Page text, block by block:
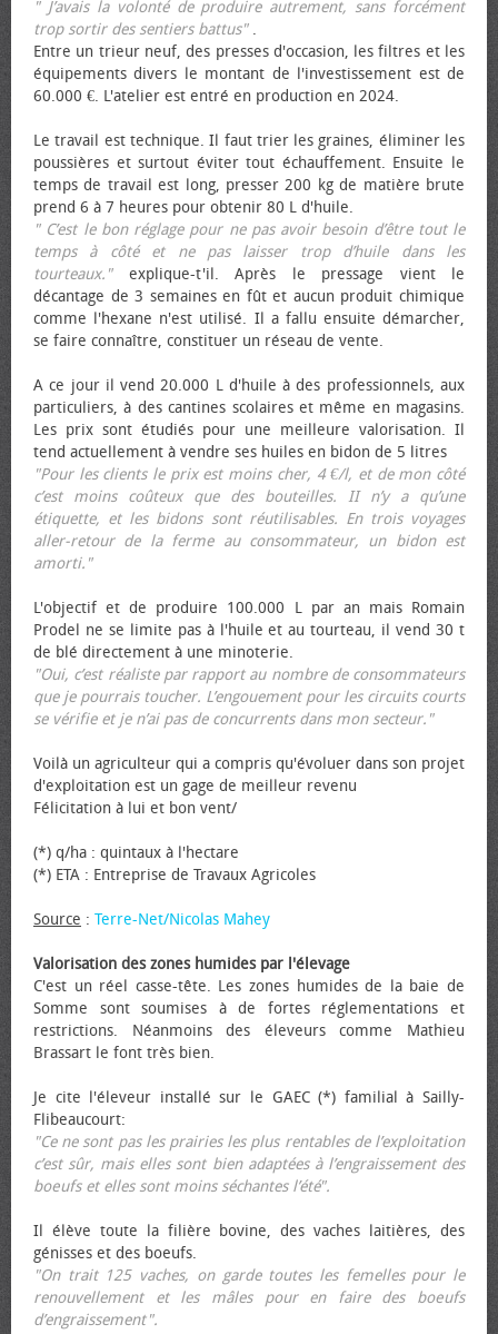
" J’avais la volonté de produire autrement, sans forcément
trop sortir des sentiers battus".
Entre un trieur neuf, des presses d'occasion, les filtres et les
équipements divers le montant de l'investissement est de
60.000 €. L'atelier est entré en production en 2024.
Le travail est technique. Il faut trier les graines, éliminer les
poussières et surtout éviter tout échauffement. Ensuite le
temps de travail est long, presser 200 kg de matière brute
prend 6 à 7 heures pour obtenir 80 L d'huile.
" C’est le bon réglage pour ne pas avoir besoin d’être tout le
temps à côté et ne pas laisser trop d’huile dans les
tourteaux."explique-t'il. Après le pressage vient le
décantage de 3 semaines en fût et aucun produit chimique
comme l'hexane n'est utilisé. Il a fallu ensuite démarcher,
se faire connaître, constituer un réseau de vente.
A ce jour il vend 20.000 L d'huile à des professionnels, aux
particuliers, à des cantines scolaires et même en magasins.
Les prix sont étudiés pour une meilleure valorisation. Il
tend actuellement à vendre ses huiles en bidon de 5 litres
"Pour les clients le prix est moins cher, 4 €/l, et de mon côté
c’est moins coûteux que des bouteilles. II n’y a qu’une
étiquette, et les bidons sont réutilisables. En trois voyages
aller-retour de la ferme au consommateur, un bidon est
amorti."
L'objectif et de produire 100.000 L par an mais Romain
Prodel ne se limite pas à l'huile et au tourteau, il vend 30 t
de blé directement à une minoterie.
"Oui, c’est réaliste par rapport au nombre de consommateurs
que je pourrais toucher. L’engouement pour les circuits courts
se vérifie et je n’ai pas de concurrents dans mon secteur."
Voilà un agriculteur qui a compris qu'évoluer dans son projet
d'exploitation est un gage de meilleur revenu
Félicitation à lui et bon vent/
(*) q/ha : quintaux à l'hectare
(*) ETA : Entreprise de Travaux Agricoles
Source : Terre-Net/Nicolas Mahey
Valorisation des zones humides par l'élevage
C'est un réel casse-tête. Les zones humides de la baie de
Somme sont soumises à de fortes réglementations et
restrictions. Néanmoins des éleveurs comme Mathieu
Brassart le font très bien.
Je cite l'éleveur installé sur le GAEC (*) familial à Sailly-
Flibeaucourt:
"Ce ne sont pas les prairies les plus rentables de l’exploitation
c’est sûr, mais elles sont bien adaptées à l’engraissement des
bœufs et elles sont moins séchantes l’été".
Il élève toute la filière bovine, des vaches laitières, des
génisses et des bœufs.
"On trait 125 vaches, on garde toutes les femelles pour le
renouvellement et les mâles pour en faire des bœufs
d’engraissement".